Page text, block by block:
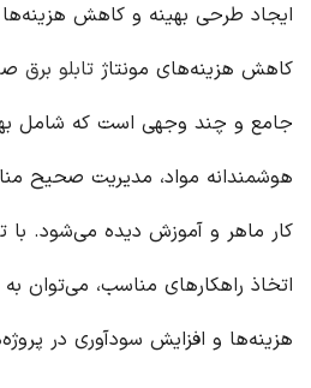
ایجاد طرحی بهینه و کاهش
کاهش هزینه‌های مونتاژ تابلو برق
جامع و چند وجهی است که شامل
هوشمندانه مواد، مدیریت صحیح
کار ماهر و آموزش دیده می‌شود. با
اتخاذ راهکارهای مناسب، می‌توان
هزینه‌ها و افزایش سودآوری در